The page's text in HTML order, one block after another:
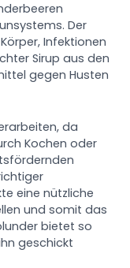
Der
Infektionen
Sirup aus den
gegen Husten
da
Kochen oder
eine nützliche
und somit das
bietet so
geschickt